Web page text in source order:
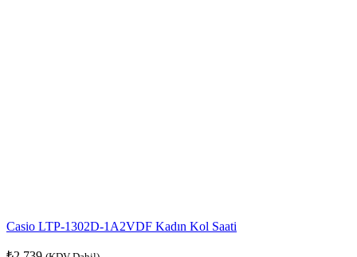
Casio LTP-1302D-1A2VDF Kadın Kol Saati